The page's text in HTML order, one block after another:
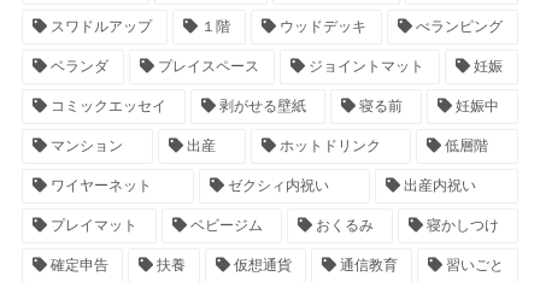
スワドルアップ １階 ウッドデッキ べランピング
ベランダ プレイスペース ジョイントマット 妊娠
コミックエッセイ 剥がせる壁紙 寝る前 妊娠中
マンション 出産 ホットドリンク 低層階
ワイヤーネット ゼクシィ内祝い 出産内祝い
プレイマット ベビージム おくるみ 寝かしつけ
確定申告 扶養 仮想通貨 通信教育 習いごと